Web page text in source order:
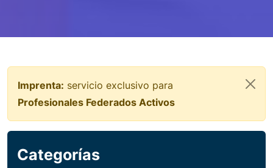
Imprenta: servicio exclusivo para
Profesionales Federados Activos
Categorías